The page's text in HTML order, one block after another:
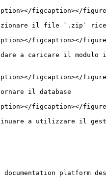
figcaption></
il file `.zip`
figcaption></
a caricare il modulo in
figcaption></
il database
figcaption></
a utilizzare il
platform